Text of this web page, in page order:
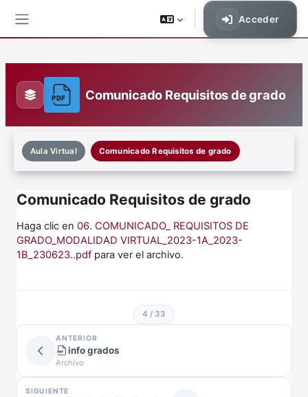
Acceder
Comunicado Requisitos de grado
Aula Virtual Comunicado Requisitos de grado
Comunicado Requisitos de grado
Requisitos de finalización
Haga clic en 06. COMUNICADO_ REQUISITOS DE
GRADO_MODALIDAD VIRTUAL_2023-1A_2023-
1B_230623..pdf para ver el archivo.
ANTERIOR
info grados
Archivo
4 / 33
SIGUIENTE